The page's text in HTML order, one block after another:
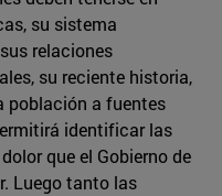
su sistema
relaciones
su reciente historia,
población a fuentes
identificar las
que el Gobierno de
Luego tanto las